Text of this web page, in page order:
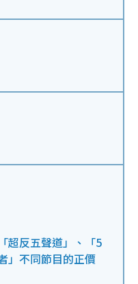
超反五聲道」、「5
」不同節目的正價